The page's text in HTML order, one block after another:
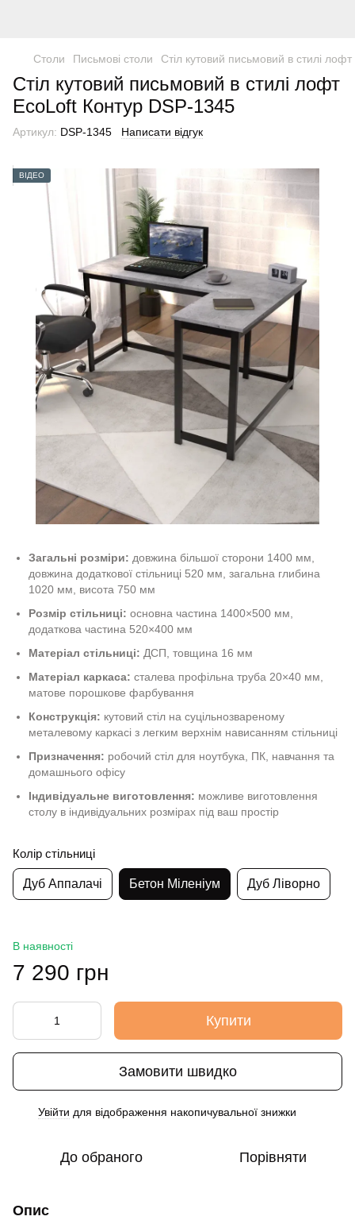
Столи Письмові столи Стіл кутовий письмовий в стилі
Стіл кутовий письмовий в стилі лофт
EcoLoft Контур DSP-1345
Артикул: DSP-1345 Написати відгук
ВІДЕО
Загальні розміри: довжина більшої сторони 1400 мм,
довжина додаткової стільниці 520 мм, загальна глибина
1020 мм, висота 750 мм
Розмір стільниці: основна частина 1400×500 мм,
додаткова частина 520×400 мм
Матеріал стільниці: ДСП, товщина 16 мм
Матеріал каркаса: сталева профільна труба 20×40 мм,
матове порошкове фарбування
Конструкція: кутовий стіл на суцільнозвареному
металевому каркасі з легким верхнім нависанням стільниці
Призначення: робочий стіл для ноутбука, ПК, навчання та
домашнього офісу
Індивідуальне виготовлення: можливе виготовлення
столу в індивідуальних розмірах під ваш простір
Колір стільниці
Дуб Аппалачі Бетон Міленіум Дуб Ліворно
В наявності
7 290 грн
Купити
Замовити швидко
Увійти для відображення накопичувальної знижки
До обраного Порівняти
Опис